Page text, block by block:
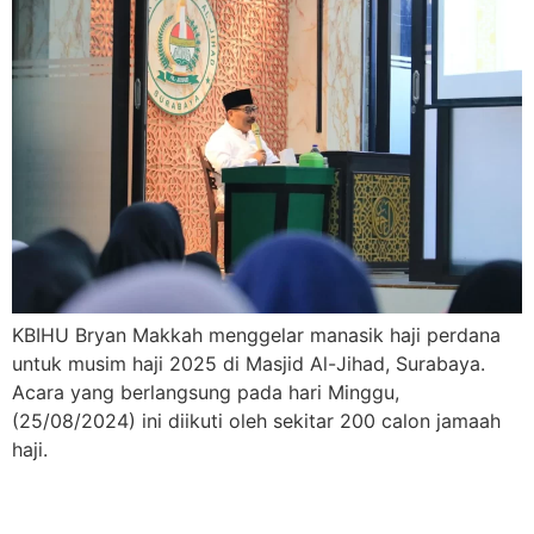
KBIHU Bryan Makkah menggelar manasik haji perdana
untuk musim haji 2025 di Masjid Al-Jihad, Surabaya.
Acara yang berlangsung pada hari Minggu,
(25/08/2024) ini diikuti oleh sekitar 200 calon jamaah
haji.